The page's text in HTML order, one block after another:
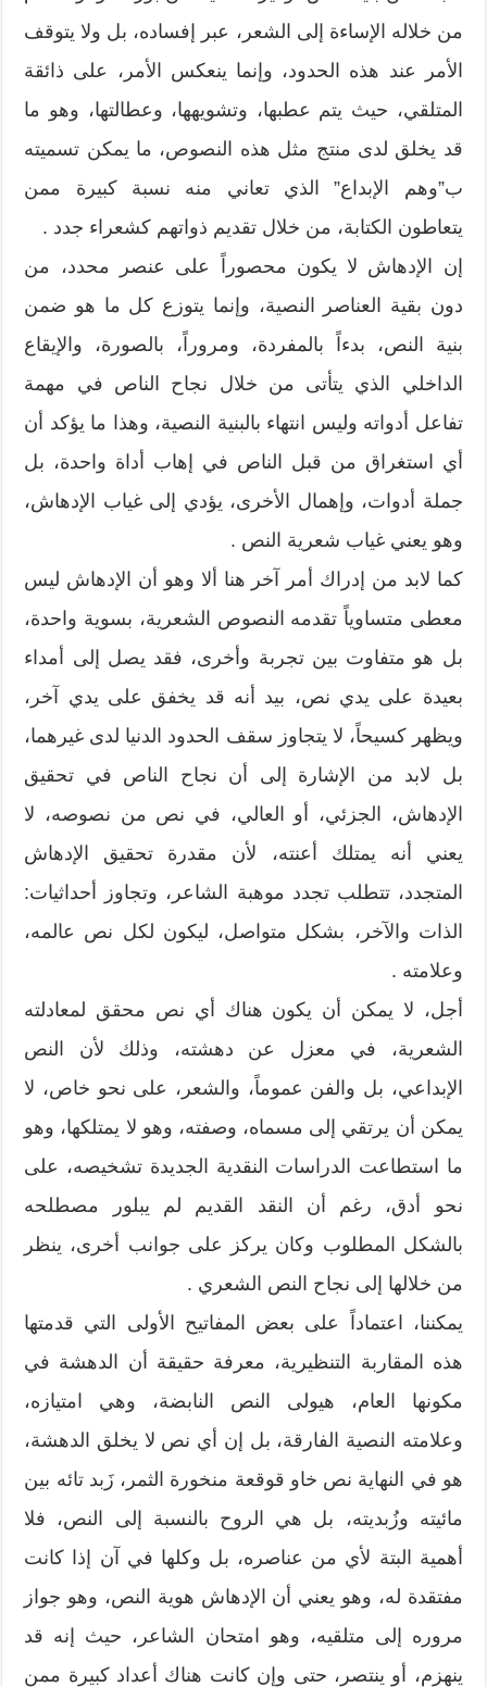
من خلاله الإساءة إلى الشعر، عبر إفساده، بل ولا يتوقف
الأمر عند هذه الحدود، وإنما ينعكس الأمر، على ذائقة
المتلقي، حيث يتم عطبها، وتشويهها، وعطالتها، وهو ما
قد يخلق لدى منتج مثل هذه النصوص، ما يمكن تسميته
ب”وهم الإبداع” الذي تعاني منه نسبة كبيرة ممن
يتعاطون الكتابة، من خلال تقديم ذواتهم كشعراء جدد .
إن الإدهاش لا يكون محصوراً على عنصر محدد، من
دون بقية العناصر النصية، وإنما يتوزع كل ما هو ضمن
بنية النص، بدءاً بالمفردة، ومروراً، بالصورة، والإيقاع
الداخلي الذي يتأتى من خلال نجاح الناص في مهمة
تفاعل أدواته وليس انتهاء بالبنية النصية، وهذا ما يؤكد أن
أي استغراق من قبل الناص في إهاب أداة واحدة، بل
جملة أدوات، وإهمال الأخرى، يؤدي إلى غياب الإدهاش،
وهو يعني غياب شعرية النص .
كما لابد من إدراك أمر آخر هنا ألا وهو أن الإدهاش ليس
معطى متساوياً تقدمه النصوص الشعرية، بسوية واحدة،
بل هو متفاوت بين تجربة وأخرى، فقد يصل إلى أمداء
بعيدة على يدي نص، بيد أنه قد يخفق على يدي آخر،
ويظهر كسيحاً، لا يتجاوز سقف الحدود الدنيا لدى غيرهما،
بل لابد من الإشارة إلى أن نجاح الناص في تحقيق
الإدهاش، الجزئي، أو العالي، في نص من نصوصه، لا
يعني أنه يمتلك أعنته، لأن مقدرة تحقيق الإدهاش
المتجدد، تتطلب تجدد موهبة الشاعر، وتجاوز أحداثيات:
الذات والآخر، بشكل متواصل، ليكون لكل نص عالمه،
وعلامته .
أجل، لا يمكن أن يكون هناك أي نص محقق لمعادلته
الشعرية، في معزل عن دهشته، وذلك لأن النص
الإبداعي، بل والفن عموماً، والشعر، على نحو خاص، لا
يمكن أن يرتقي إلى مسماه، وصفته، وهو لا يمتلكها، وهو
ما استطاعت الدراسات النقدية الجديدة تشخيصه، على
نحو أدق، رغم أن النقد القديم لم يبلور مصطلحه
بالشكل المطلوب وكان يركز على جوانب أخرى، ينظر
من خلالها إلى نجاح النص الشعري .
يمكننا، اعتماداً على بعض المفاتيح الأولى التي قدمتها
هذه المقاربة التنظيرية، معرفة حقيقة أن الدهشة في
مكونها العام، هيولى النص النابضة، وهي امتيازه،
وعلامته النصية الفارقة، بل إن أي نص لا يخلق الدهشة،
هو في النهاية نص خاو قوقعة منخورة الثمر، زَبد تائه بين
مائيته وزُبديته، بل هي الروح بالنسبة إلى النص، فلا
أهمية البتة لأي من عناصره، بل وكلها في آن إذا كانت
مفتقدة له، وهو يعني أن الإدهاش هوية النص، وهو جواز
مروره إلى متلقيه، وهو امتحان الشاعر، حيث إنه قد
ينهزم، أو ينتصر، حتى وإن كانت هناك أعداد كبيرة ممن